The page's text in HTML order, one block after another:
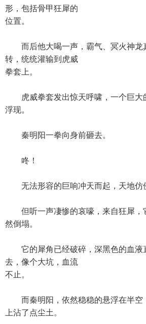
形，包括骨甲狂犀的
位置。
而后他大喝一声，霸气、冥火神龙
转，统统灌输到虎威
拳套上。
虎威拳套发出惊天呼啸，一个巨大
浮现。
秦明阳一拳向身前砸去。
咚！
无法形容的巨响冲天而起，天地仿
但听一声凄惨的哀嚎，来自狂犀，
然倒塌。
它的犀角已经破碎，深黑色的血液
去，像个大坑，血流
不止。
而秦明阳，依然稳稳的悬浮在半空
上沾了点尘土。